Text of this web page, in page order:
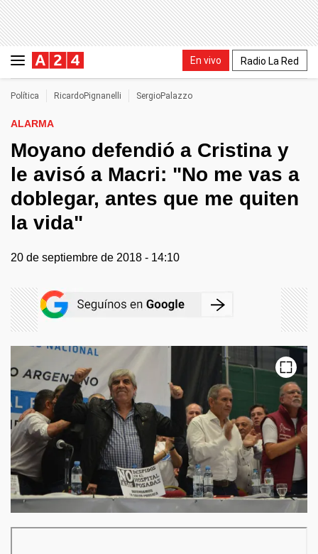
En vivo Radio La Red
Política RicardoPignanelli SergioPalazzo
ALARMA
Moyano defendió a Cristina y
le avisó a Macri: "No me vas a
doblegar, antes que me quiten
la vida"
20 de septiembre de 2018 - 14:10